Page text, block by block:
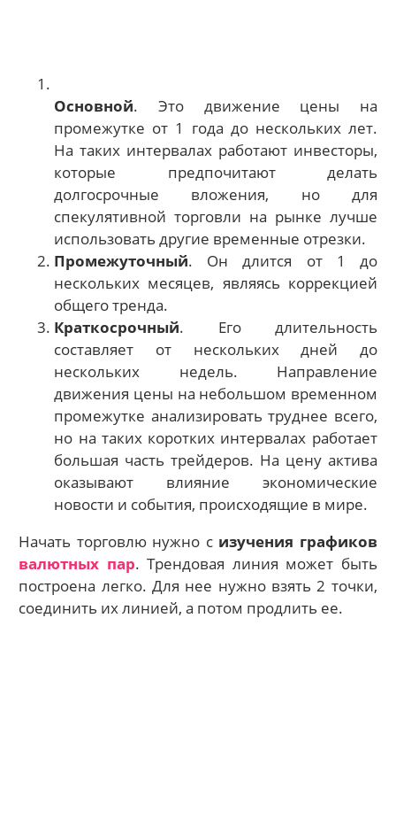
Основной. Это движение цены на
промежутке от 1 года до нескольких лет.
На таких интервалах работают инвесторы,
которые предпочитают делать
долгосрочные вложения, но для
спекулятивной торговли на рынке лучше
использовать другие временные отрезки.
Промежуточный. Он длится от 1 до
нескольких месяцев, являясь коррекцией
общего тренда.
Краткосрочный. Его длительность
составляет от нескольких дней до
нескольких недель. Направление
движения цены на небольшом временном
промежутке анализировать труднее всего,
но на таких коротких интервалах работает
большая часть трейдеров. На цену актива
оказывают влияние экономические
новости и события, происходящие в мире.
Начать торговлю нужно с изучения графиков
валютных пар. Трендовая линия может быть
построена легко. Для нее нужно взять 2 точки,
соединить их линией, а потом продлить ее.